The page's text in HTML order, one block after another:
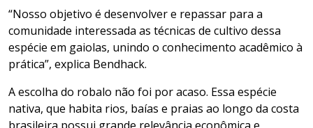
“Nosso objetivo é desenvolver e repassar para a
comunidade interessada as técnicas de cultivo dessa
espécie em gaiolas, unindo o conhecimento acadêmico à
prática”, explica Bendhack.
A escolha do robalo não foi por acaso. Essa espécie
nativa, que habita rios, baías e praias ao longo da costa